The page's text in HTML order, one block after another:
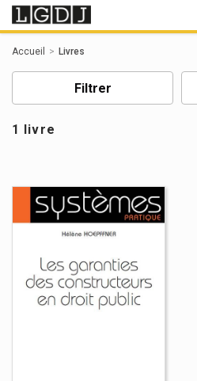
Accueil Livres
Filtrer
1 livre
Panneau de gestion des cookies